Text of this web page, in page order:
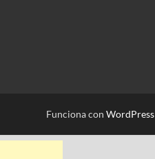
Funciona con WordPress